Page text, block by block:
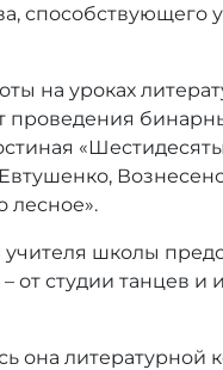
на уроках
проведения
лесное».
школы
студии танцев и
она литературной